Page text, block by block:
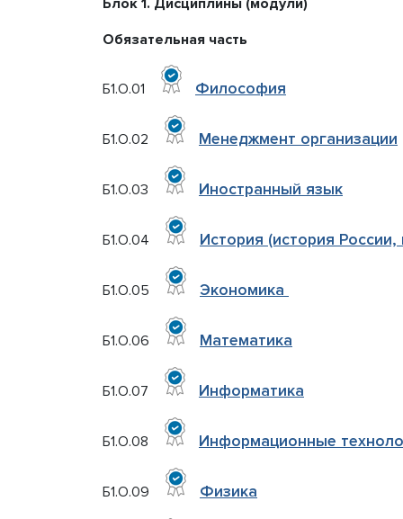
Блок 1. Дисциплины (модули)
Обязательная часть
Б1.О.01 Философия
Б1.О.02 Менеджмент организации
Б1.О.03 Иностранный язык
Б1.О.04 История (история
Б1.О.05 Экономика
Б1.О.06 Математика
Б1.О.07 Информатика
Б1.О.08 Информационные
Б1.О.09 Физика